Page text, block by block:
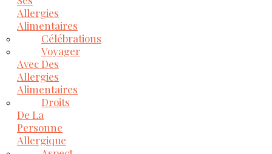
Allergies
Alimentaires
Célébrations
Voyager
Avec Des
Allergies
Alimentaires
Droits
De La
Personne
Allergique